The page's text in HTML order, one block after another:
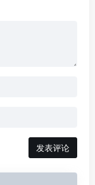
发表评论